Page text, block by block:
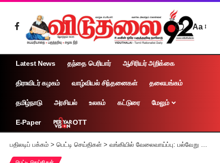
Aa
Latest News தந்தை பெரியார் ஆசிரியர் அறிக்கை
திராவிடர் கழகம் வாழ்வியல் சிந்தனைகள் தலையங்கம்
தமிழ்நாடு அரசியல் உலகம் கட்டுரை மேலும்
E-Paper OTT
பதிலடிப் பக்கம் > பெட்டி செய்திகள் > வங்கியில் வேலைவாய்ப்பு: பல்வேறு பணியிடங்கள்